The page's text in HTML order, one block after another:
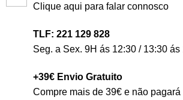
Clique aqui para falar connosco
TLF: 221 129 828
Seg. a Sex. 9H ás 12:30 / 13:30 ás
+39€ Envio Gratuito
Compre mais de 39€ e não pagará